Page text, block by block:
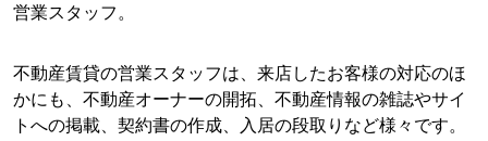
営業スタッフ。
不動産賃貸の営業スタッフは、来店したお客様の対応のほ
かにも、不動産オーナーの開拓、不動産情報の雑誌やサイ
トへの掲載、契約書の作成、入居の段取りなど様々です。